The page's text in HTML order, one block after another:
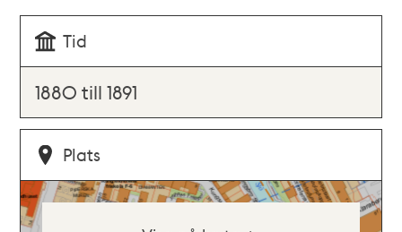
Tid
1880 till 1891
Plats